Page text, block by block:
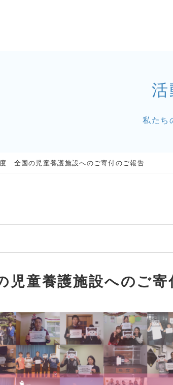
活
私たち
全国の児童養護施設へのご寄付のご報告
童養護施設へのご寄